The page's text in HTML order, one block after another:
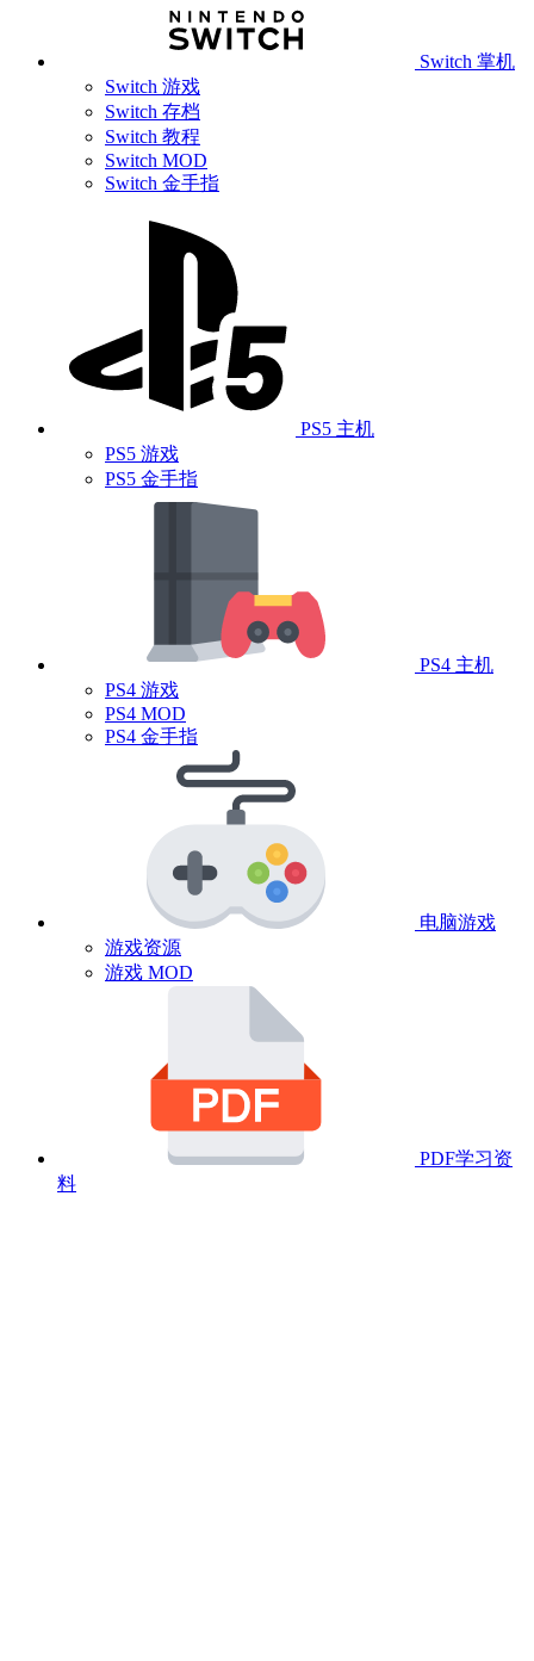
Switch 掌机
Switch 游戏
Switch 存档
Switch 教程
Switch MOD
Switch 金手指
PS5 主机
PS5 游戏
PS5 金手指
PS4 主机
PS4 游戏
PS4 MOD
PS4 金手指
电脑游戏
游戏资源
游戏 MOD
PDF学习资
料